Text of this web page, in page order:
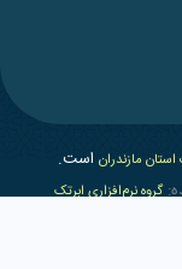
مازندراناست.
گروه نرم‌افزاری ابرتک